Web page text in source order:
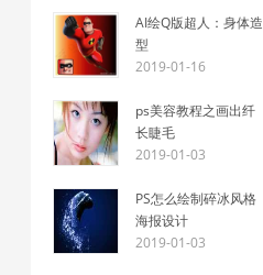
AI绘Q版超人：身体造
型
2019-01-16
ps美容教程之画出纤
长睫毛
2019-01-03
PS怎么绘制碎冰风格
海报设计
2019-01-03